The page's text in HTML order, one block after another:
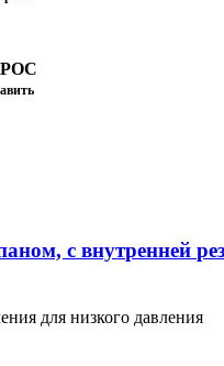
с внутренней
для низкого давления